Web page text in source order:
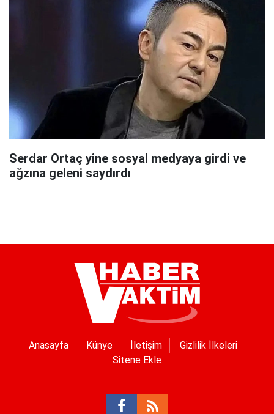
Serdar Ortaç yine sosyal medyaya girdi ve
ağzına geleni saydırdı
Anasayfa Künye İletişim
Gizlilik İlkeleri
Sitene Ekle